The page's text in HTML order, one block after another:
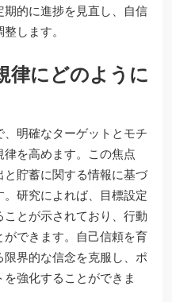
的に進捗を見直し、自信
します。
律にどのように
明確なターゲットとモチ
を高めます。この焦点
貯蓄に関する情報に基づ
研究によれば、目標設定
とが示されており、行動
できます。自己信頼を育
界的な信念を克服し、ポ
強化することができま